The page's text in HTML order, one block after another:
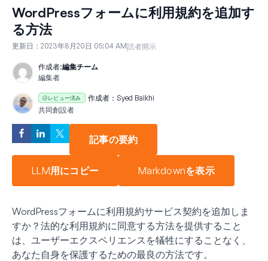
WordPressフォームに利用規約を追加す
る方法
更新日： 2023年8月20日 05:04 AM読者開示
作成者:編集チーム
編集者
レビュー済み 作成者： Syed Balkhi
共同創設者
記事の要約
LLM用にコピー Markdownを表示
WordPressフォームに利用規約サービス契約を追加しま
すか？法的な利用規約に同意する方法を提供すること
は、ユーザーエクスペリエンスを犠牲にすることなく、
あなた自身を保護するための最良の方法です。